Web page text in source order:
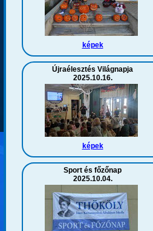
képek
Újraélesztés Világnapja
2025.10.16.
képek
Sport és főzőnap
2025.10.04.